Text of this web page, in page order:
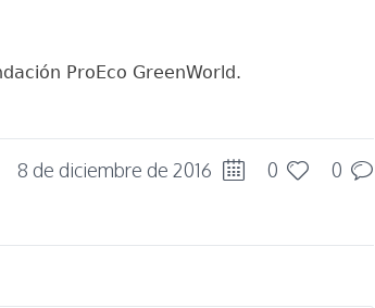
ProEco GreenWorld.
8 de diciembre de 2016 0 0